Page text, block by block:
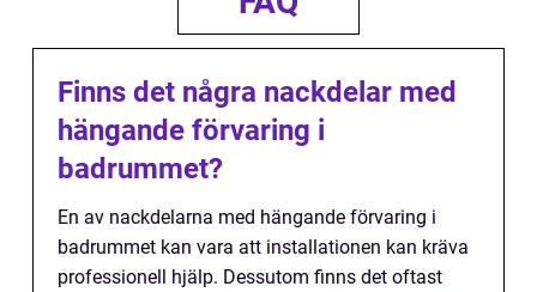
Finns det några nackdelar med
hängande förvaring i
badrummet?
En av nackdelarna med hängande förvaring i
badrummet kan vara att installationen kan kräva
professionell hjälp. Dessutom finns det oftast